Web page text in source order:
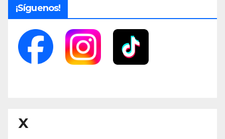
¡Síguenos!
X